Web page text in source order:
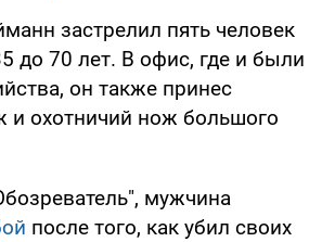
застрелил пять человек
до 70 лет. В офис, где и были
он также принес
и охотничий нож большого
мужчина
после того, как убил своих